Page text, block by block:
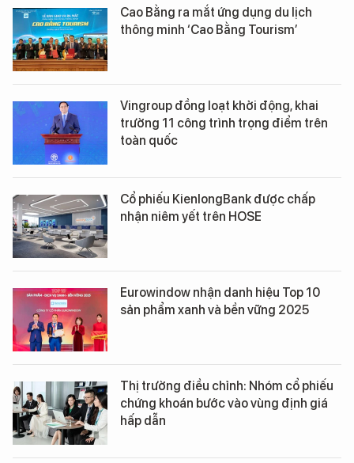
Cao Bằng ra mắt ứng dụng du lịch
thông minh ‘Cao Bằng Tourism’
Vingroup đồng loạt khởi động, khai
trường 11 công trình trọng điểm trên
toàn quốc
Cổ phiếu KienlongBank được chấp
nhận niêm yết trên HOSE
Eurowindow nhận danh hiệu Top 10
sản phẩm xanh và bền vững 2025
Thị trường điều chỉnh: Nhóm cổ phiếu
chứng khoán bước vào vùng định giá
hấp dẫn